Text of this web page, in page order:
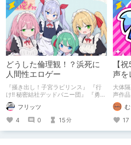
どうした倫理観！？浜死に
人間性エロゲー
『掻き出し！子宮ラビリンス』 『行
け!! 秘密結社デッドバニー団』 『勇者
ミアとツンツン猫サキュバス ~それで
も勇者はコロせない!~』 『めいどいん
めいど！』 本記事はねくすとテーマ
「人に薦めづらいけど好きな作
品」”ではない”です。 好きだったら人
フリッツ
4
0 15分
【
声を
大体
声作
50】
し続
です
を伝
りま
17